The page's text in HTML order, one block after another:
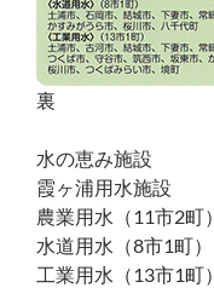
裏
水の恵み施設
霞ヶ浦用水施設
農業用水（11市2町）
水道用水（8市1町）
工業用水（13市1町）